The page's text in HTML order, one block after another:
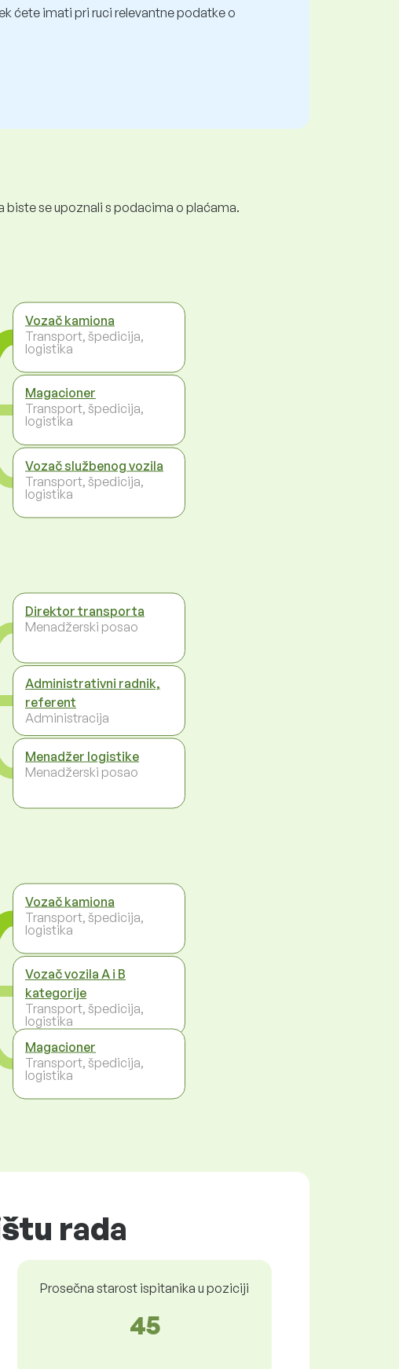
ćete imati pri ruci relevantne podatke o
biste se upoznali s podacima o plaćama.
Vozač kamiona
Transport, špedicija,
logistika
Magacioner
Transport, špedicija,
logistika
Vozač službenog vozila
Transport, špedicija,
logistika
Direktor transporta
Menadžerski posao
Administrativni radnik,
referent
Administracija
Menadžer logistike
Menadžerski posao
Vozač kamiona
Transport, špedicija,
logistika
Vozač vozila A i B
kategorije
Transport, špedicija,
logistika
Magacioner
Transport, špedicija,
logistika
rada
Prosečna starost ispitanika u poziciji
45